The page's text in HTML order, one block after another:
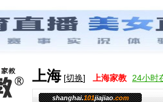
上海[切换] 上海家教 24小时
shanghai.101jiajiao.com